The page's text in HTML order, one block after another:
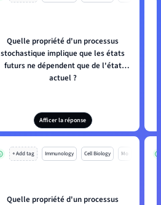
Quelle propriété d'un processus
stochastique implique que les états
futurs ne dépendent que de l'état
actuel ?
Afficer la réponse
+ Add tag Immunology Cell Biology Mo
Quelle propriété d'un processus